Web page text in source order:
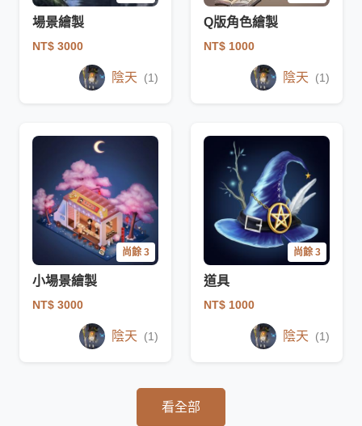
場景繪製
NT$ 3000
陰天 (1)
Q版角色繪製
NT$ 1000
陰天 (1)
尚餘 3
小場景繪製
NT$ 3000
陰天 (1)
尚餘 3
道具
NT$ 1000
陰天 (1)
看全部